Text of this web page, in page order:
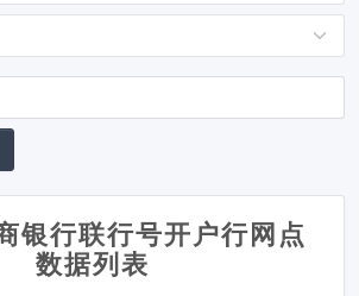
银行联行号开户行网点
数据列表